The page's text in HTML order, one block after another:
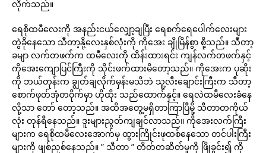
လိုက်သည်။
ရေစိုထမီလေးကို အနည်းငယ်လျှော့ချပြီး ရေစက်ရေပေါက်လေးများ
တွဲခိုနေသော သီတာ့နို့လေးနှစ်လုံးကို ကိုအေး ချိုမြိန်စွာ စို့သည်။ သီတာ့
ခမျာ လက်တဖက်က ထမီလေးကို ထိန်းထားရင်း ကျန်လက်တဖက်နှင့်
ကိုအေးကျောပြင်ကြီးကို သိုင်းဖက်ထားမိတော့သည်။ ကိုအေးက ပုဆိုး
ကို ဘယ်တုန်းက ချွတ်ချလိုက်မှန်းမသိဘဲ သူ့လီးချောင်းကြီးက သီတာ့
စောက်ဖုတ်အုံတဝိုက်မှာ ဟိုထိုး သည်ထောက်နှင့်။ ရေလဲထမီလေးခံနေ
လို့သာ တော် တော့သည်။ အထိအတွေ့မရှိတာကြာပြီမို့ သီတာတကိုယ်
လုံး တုန်ရီနေသည်။ ဒူးများညွတ်ကျချင်လာသည်။ ကိုအေးလက်ကြီး
များက ရေစိုထမီလေးအောက်မှ ထွားကြိုင်းဖုထစ်နေသော တင်ပါးကြီး
များကို ဖျစ်ညှစ်နေသည်။ ” သီတာ ” တိတ်တဆိတ်မှုကို ဖြိုခွင်း၍ ကို